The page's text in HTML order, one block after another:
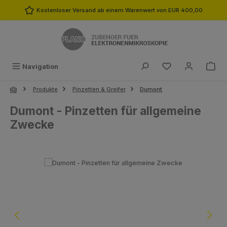
Zum Hauptinhalt springen
Kostenloser Versand ab einem Warenwert von EUR 400,00
Navigation Du hast 0
Produkte Pinzetten & Greifer Dumont
Dumont - Pinzetten für allgemeine
Zwecke
Bildergalerie überspringen